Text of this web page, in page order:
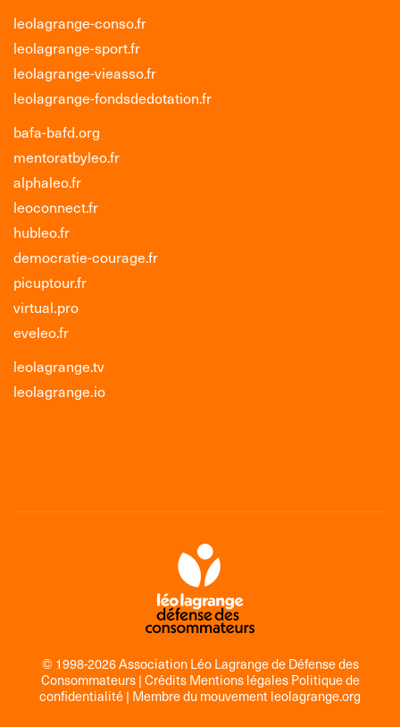
leolagrange-conso.fr
leolagrange-sport.fr
leolagrange-vieasso.fr
leolagrange-fondsdedotation.fr
bafa-bafd.org
mentoratbyleo.fr
alphaleo.fr
leoconnect.fr
hubleo.fr
democratie-courage.fr
picuptour.fr
virtual.pro
eveleo.fr
leolagrange.tv
leolagrange.io
© 1998-2026 Association Léo Lagrange de Défense des
Consommateurs | Crédits Mentions légales Politique de
confidentialité | Membre du mouvement leolagrange.org